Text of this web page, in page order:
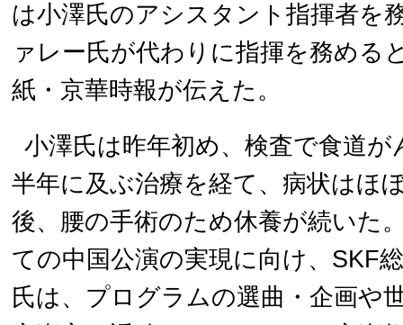
は小澤氏のアシスタント指揮者を
ァレー氏が代わりに指揮を務める
紙・京華時報が伝えた。
小澤氏は昨年初め、検査で食道
半年に及ぶ治療を経て、病状はほ
後、腰の手術のため休養が続いた
ての中国公演の実現に向け、SKF
氏は、プログラムの選曲・企画や